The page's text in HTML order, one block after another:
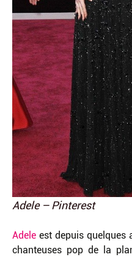
Adele – Pinterest
Adele est depuis quelques
chanteuses pop de la